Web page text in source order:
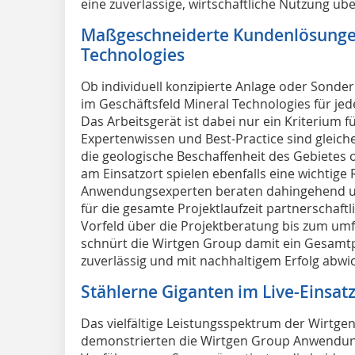
eine zuverlässige, wirtschaftliche Nutzung
Maßgeschneiderte
Technologies
Ob individuell konzipierte Anlage oder
im Geschäftsfeld Mineral Technologies für
Das Arbeitsgerät ist dabei nur ein Kriterium
Expertenwissen und Best-Practice sind
die geologische Beschaffenheit des Gebietes
am Einsatzort spielen ebenfalls eine wichtige
Anwendungsexperten beraten dahingehend
für die gesamte Projektlaufzeit
Vorfeld über die Projektberatung bis zum
schnürt die Wirtgen Group damit ein
zuverlässig und mit nachhaltigem Erfolg
Stählerne Giganten im Live-Einsatz
Das vielfältige Leistungsspektrum der
demonstrierten die Wirtgen Group